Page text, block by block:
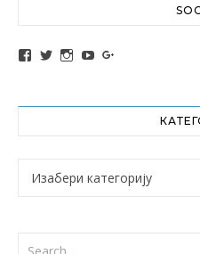
View altochef’s profile on
View jovancica73’s profile
View jovancica73’s
View
Категорије